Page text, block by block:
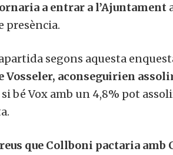
a entrar a l’Ajuntament
presència.
segons aquesta
Vosseler, aconseguirien
bé Vox amb un 4,8% pot
que Collboni pactaria amb